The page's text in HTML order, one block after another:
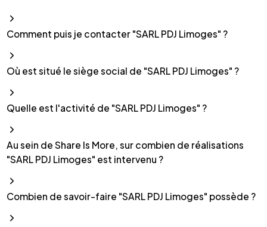
Comment puis je contacter "SARL PDJ Limoges" ?
Où est situé le siège social de "SARL PDJ Limoges" ?
Quelle est l'activité de "SARL PDJ Limoges" ?
Au sein de Share Is More, sur combien de réalisations
"SARL PDJ Limoges" est intervenu ?
Combien de savoir-faire "SARL PDJ Limoges" possède ?